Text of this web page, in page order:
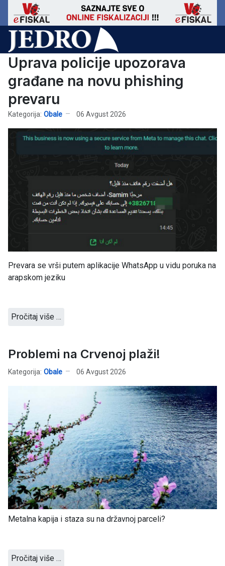
Uprava policije upozorava
građane na novu phishing
prevaru
Kategorija: Obale 06 Avgust 2026
Prevara se vrši putem aplikacije WhatsApp u vidu poruka na
arapskom jeziku
Pročitaj više …
Problemi na Crvenoj plaži!
Kategorija: Obale 06 Avgust 2026
Metalna kapija i staza su na državnoj parceli?
Pročitaj više …